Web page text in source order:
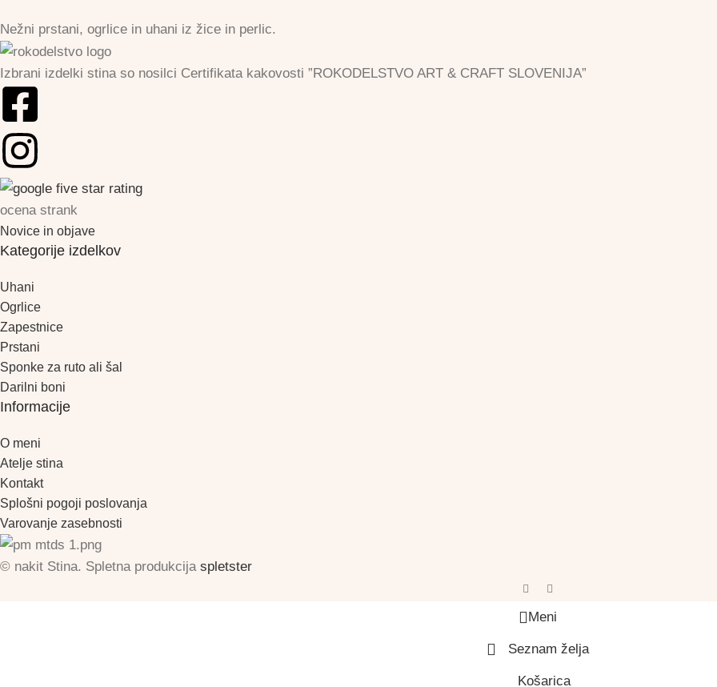
Nežni prstani, ogrlice in uhani iz žice in perlic.
Izbrani izdelki stina so nosilci Certifikata kakovosti ”ROKODELSTVO ART & CRAFT SLOVENIJA”
ocena strank
Novice in objave
Kategorije izdelkov
Uhani
Ogrlice
Zapestnice
Prstani
Sponke za ruto ali šal
Darilni boni
Informacije
O meni
Atelje stina
Kontakt
Splošni pogoji poslovanja
Varovanje zasebnosti
© nakit Stina. Spletna produkcija spletster
Meni
Seznam želja
Košarica